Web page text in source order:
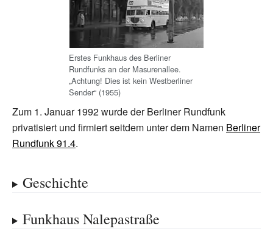
Erstes Funkhaus des Berliner
Rundfunks an der Masurenallee.
„Achtung! Dies ist kein Westberliner
Sender“ (1955)
Zum 1. Januar 1992 wurde der Berliner Rundfunk
privatisiert und firmiert seitdem unter dem Namen Berliner
Rundfunk 91.4.
Geschichte
Funkhaus Nalepastraße